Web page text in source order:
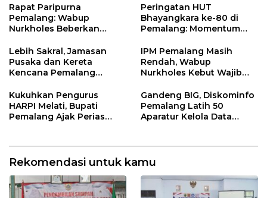
Nikah
Rapat Paripurna
Pemalang: Wabup
Nurkholes Beberkan
Masukan Fraksi DPRD
Peringatan HUT
Bhayangkara ke-80 di
Pemalang: Momentum
Kamtibmas
Lebih Sakral, Jamasan
Pusaka dan Kereta
Kencana Pemalang
Ndalem Notonagoro
IPM Pemalang Masih
Rendah, Wabup
Nurkholes Kebut Wajib
Kukuhkan Pengurus
HARPI Melati, Bupati
Pemalang Ajak Perias
Gandeng BIG, Diskominfo
Pemalang Latih 50
Aparatur Kelola Data
Rekomendasi untuk kamu